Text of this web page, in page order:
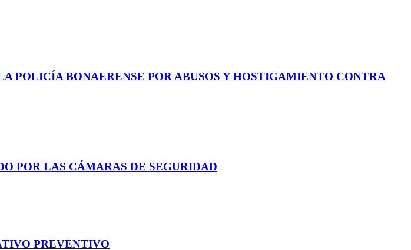
POLICÍA BONAERENSE POR ABUSOS Y HOSTIGAMIENTO CONTRA
POR LAS CÁMARAS DE SEGURIDAD
PREVENTIVO